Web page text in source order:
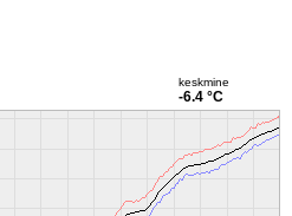
keskmine
-6.4 °C